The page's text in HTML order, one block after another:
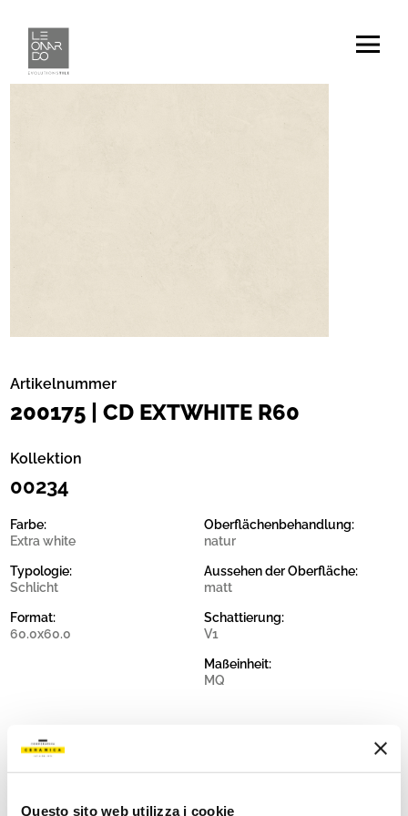
Questo sito web utilizza i cookie
Artikelnummer
200175 | CD EXTWHITE R60
Kollektion
00234
Farbe:
Extra white
Typologie:
Schlicht
Format:
60.0x60.0
Oberflächenbehandlung:
natur
Aussehen der Oberfläche:
matt
Schattierung:
V1
Maßeinheit:
MQ